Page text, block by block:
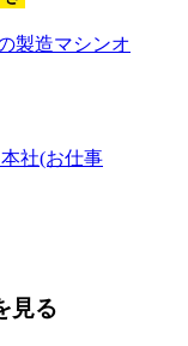
製造マシンオ
社(お仕事
見る